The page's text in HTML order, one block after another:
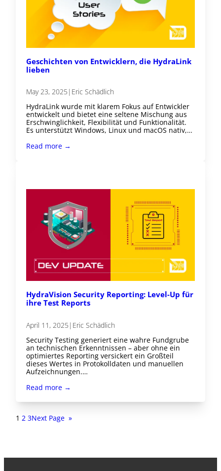
Geschichten von Entwicklern, die HydraLink
lieben
May 23, 2025 | Eric Schädlich
HydraLink wurde mit klarem Fokus auf Entwickler
entwickelt und bietet eine seltene Mischung aus
Erschwinglichkeit, Flexibilität und Funktionalität.
Es unterstützt Windows, Linux und macOS nativ,…
Read more →
HydraVision Security Reporting: Level-Up für
ihre Test Reports
April 11, 2025 | Eric Schädlich
Security Testing generiert eine wahre Fundgrube
an technischen Erkenntnissen – aber ohne ein
optimiertes Reporting versickert ein Großteil
dieses Wertes in Protokolldaten und manuellen
Aufzeichnungen.…
Read more →
1 2 3Next Page »